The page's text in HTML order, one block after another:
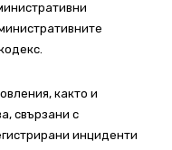
както и
свързани с
инциденти